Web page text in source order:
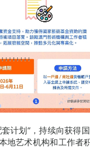
计划”，持续向获得
地艺术机构和工作者